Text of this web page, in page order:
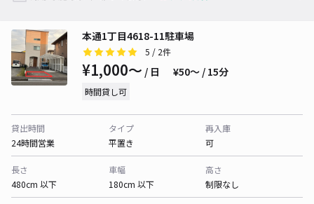
本通1丁目4618-11駐車場
5 / 2件
¥1,000〜 / 日 ¥50〜 / 15分
時間貸し可
貸出時間
24時間営業
タイプ
平置き
再入庫
可
長さ
480cm 以下
車幅
180cm 以下
高さ
制限なし